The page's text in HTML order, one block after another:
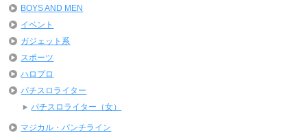
BOYS AND MEN
イベント
ガジェット系
スポーツ
ハロプロ
パチスロライター
パチスロライター（女）
マジカル・パンチライン